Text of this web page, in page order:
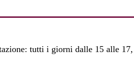
tutti i giorni dalle 15 alle